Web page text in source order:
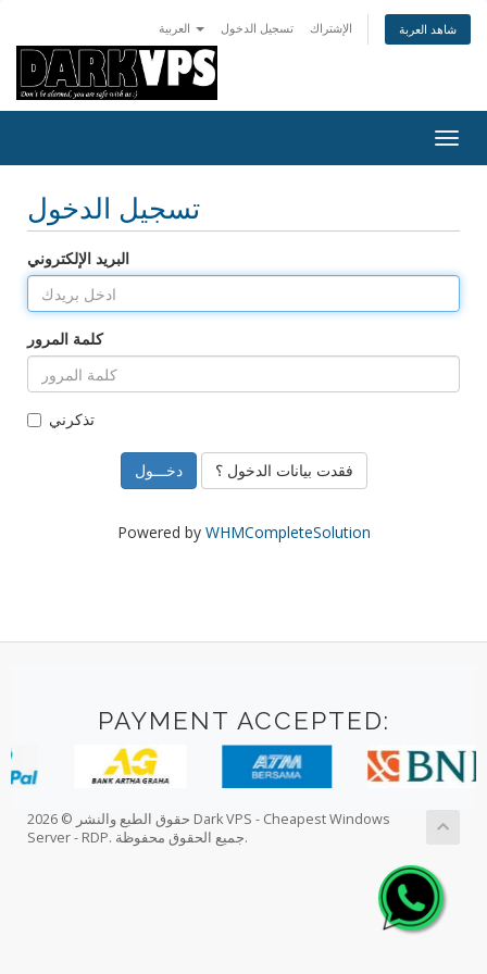
تسجيل الدخول الإشتراك شاهد العربة
تبديل
التنقل
تسجيل الدخول
البريد الإلكتروني
كلمة المرور
تذكرني
فقدت بيانات الدخول ؟
Powered by WHMCompleteSolution
PAYMENT ACCEPTED:
حقوق الطبع والنشر © 2026 Dark VPS - Cheapest Windows
Server - RDP. جميع الحقوق محفوظة.